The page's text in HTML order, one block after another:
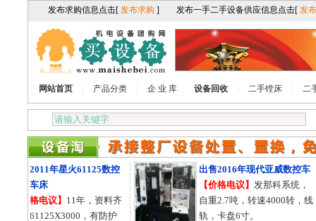
网站首页 产品分类 企 业 库 设备回收 二手镗床 二
售2011年星火61125数控
式车床
价格电议】11年，资料齐
，61125X3000，有防护
出售2016年现代亚威数控车
【价格电议】发那科系统，
自重2.7吨，转速4000转，线
轨，卡盘6寸。